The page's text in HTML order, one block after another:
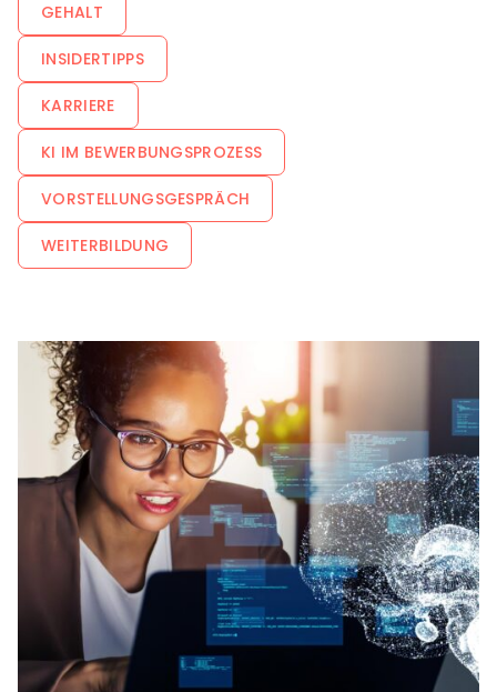
GEHALT
INSIDERTIPPS
KARRIERE
KI IM BEWERBUNGSPROZESS
VORSTELLUNGSGESPRÄCH
WEITERBILDUNG